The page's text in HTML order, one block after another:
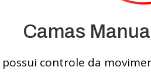
Camas
controle da